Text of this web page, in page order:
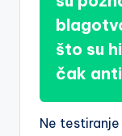
što su
čak
Ne